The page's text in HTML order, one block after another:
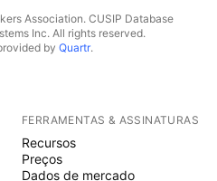
Association. CUSIP Database
Inc. All rights reserved.
by Quartr.
FERRAMENTAS & ASSINATURAS
Recursos
Preços
Dados de mercado